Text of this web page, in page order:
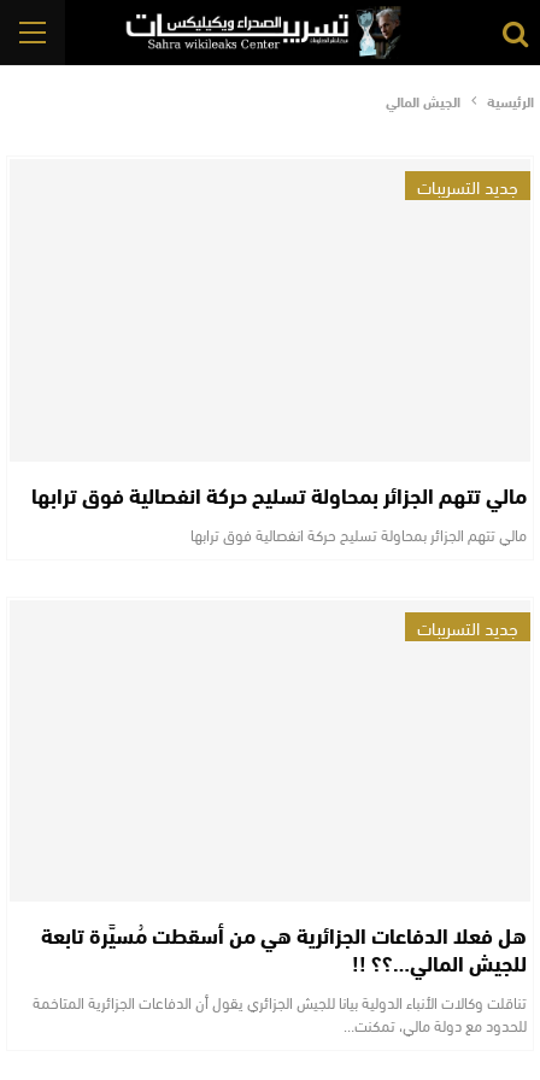
الرئيسية الجيش المالي
جديد التسريبات
مالي تتهم الجزائر بمحاولة تسليح حركة انفصالية فوق ترابها
مالي تتهم الجزائر بمحاولة تسليح حركة انفصالية فوق ترابها
جديد التسريبات
هل فعلا الدفاعات الجزائرية هي من أسقطت مُسيَّرة تابعة
للجيش المالي…؟؟ !!
تناقلت وكالات الأنباء الدولية بيانا للجيش الجزائري يقول أن الدفاعات الجزائرية المتاخمة
للحدود مع دولة مالي، تمكنت…